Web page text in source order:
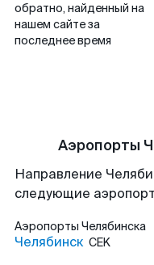
обратно, найденный на
нашем сайте за
последнее время
Аэропорты
Направление
следующие
Аэропорты Челябинска
Челябинск CEK